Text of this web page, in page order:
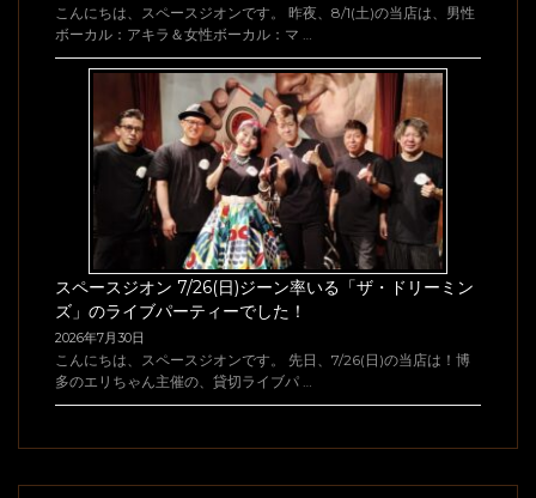
こんにちは、スペースジオンです。 昨夜、8/1(土)の当店は、男性
ボーカル：アキラ＆女性ボーカル：マ …
スペースジオン 7/26(日)ジーン率いる「ザ・ドリーミン
ズ」のライブパーティーでした！
2026年7月30日
こんにちは、スペースジオンです。 先日、7/26(日)の当店は！博
多のエリちゃん主催の、貸切ライブパ …